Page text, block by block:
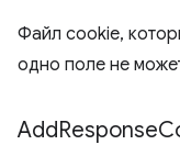
Файл cookie,
одно поле не
AddResponse